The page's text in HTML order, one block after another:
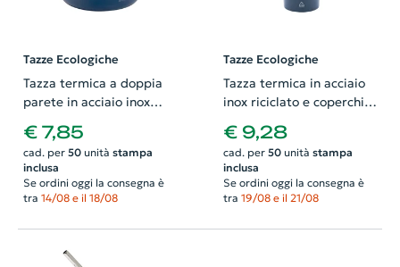
Tazze Ecologiche
Tazza termica a doppia
parete in acciaio inox
manico in bambù da
300ml
€ 7,85
cad. per 50unità stampa
inclusa
Se ordini oggi la consegna è
tra 14/08 e il 18/08
Tazze Ecologiche
Tazza termica in acciaio
inox riciclato e coperchio
€ 9,28
cad. per 50unità stampa
inclusa
Se ordini oggi la consegna è
tra 19/08 e il 21/08